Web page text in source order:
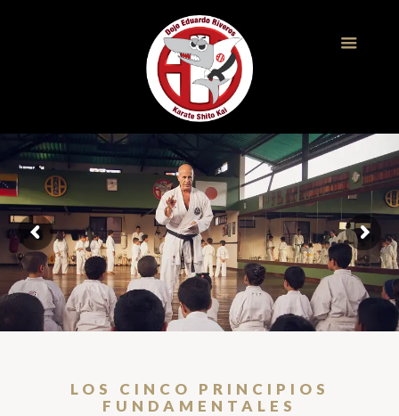
LOS CINCO PRINCIPIOS
FUNDAMENTALES